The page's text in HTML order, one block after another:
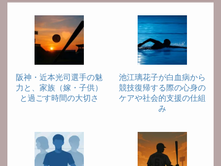
阪神・近本光司選手の魅
力と、家族（嫁・子供）
と過ごす時間の大切さ
池江璃花子が白血病から
競技復帰する際の心身の
ケアや社会的支援の仕組
み